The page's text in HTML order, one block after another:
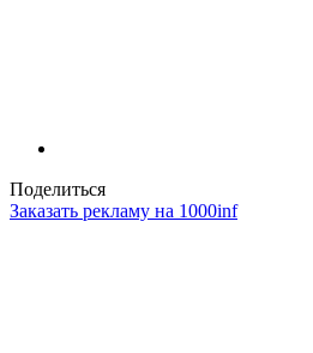
Поделиться
Заказать рекламу на 1000inf